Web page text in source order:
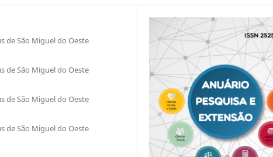
de São Miguel do Oeste
de São Miguel do Oeste
de São Miguel do Oeste
de São Miguel do Oeste